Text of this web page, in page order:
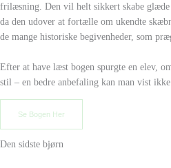
frilæsning. Den vil helt sikkert skabe glæde
da den udover at fortælle om ukendte
de mange historiske begivenheder, som
Efter at have læst bogen spurgte en elev,
stil – en bedre anbefaling kan man vist
Se Bogen Her
Den sidste bjørn